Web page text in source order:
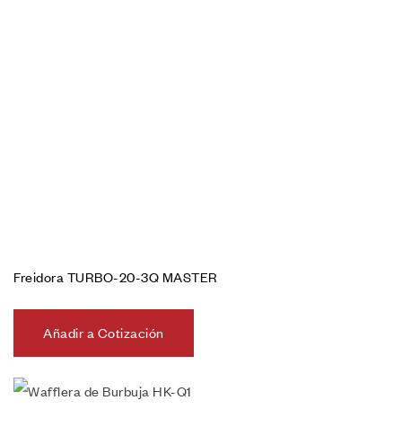
Freidora TURBO-20-3Q MASTER
Añadir a Cotización